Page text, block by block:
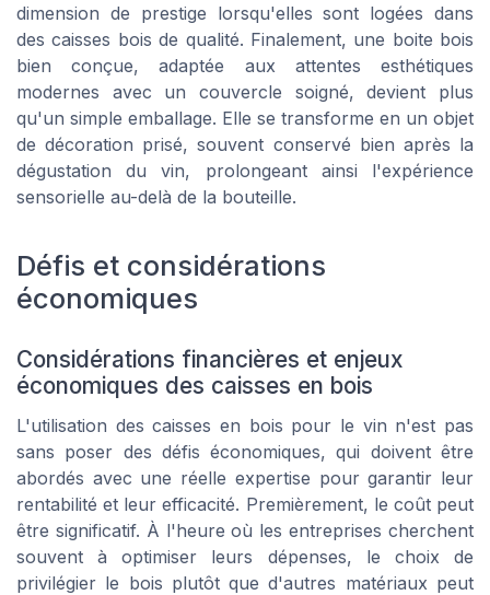
dimension de prestige lorsqu'elles sont logées dans
des caisses bois de qualité. Finalement, une boite bois
bien conçue, adaptée aux attentes esthétiques
modernes avec un couvercle soigné, devient plus
qu'un simple emballage. Elle se transforme en un objet
de décoration prisé, souvent conservé bien après la
dégustation du vin, prolongeant ainsi l'expérience
sensorielle au-delà de la bouteille.
Défis et considérations
économiques
Considérations financières et enjeux
économiques des caisses en bois
L'utilisation des caisses en bois pour le vin n'est pas
sans poser des défis économiques, qui doivent être
abordés avec une réelle expertise pour garantir leur
rentabilité et leur efficacité. Premièrement, le coût peut
être significatif. À l'heure où les entreprises cherchent
souvent à optimiser leurs dépenses, le choix de
privilégier le bois plutôt que d'autres matériaux peut